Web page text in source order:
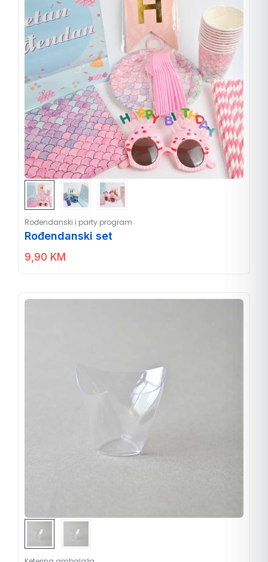
Rođendanski i party program
Rođendanski set
9,90 KM